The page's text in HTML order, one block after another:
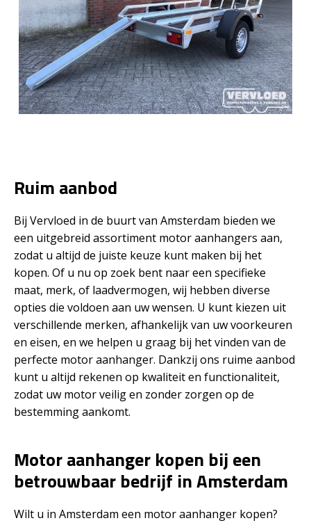
Ruim aanbod
Bij Vervloed in de buurt van Amsterdam bieden we
een uitgebreid assortiment motor aanhangers aan,
zodat u altijd de juiste keuze kunt maken bij het
kopen. Of u nu op zoek bent naar een specifieke
maat, merk, of laadvermogen, wij hebben diverse
opties die voldoen aan uw wensen. U kunt kiezen uit
verschillende merken, afhankelijk van uw voorkeuren
en eisen, en we helpen u graag bij het vinden van de
perfecte motor aanhanger. Dankzij ons ruime aanbod
kunt u altijd rekenen op kwaliteit en functionaliteit,
zodat uw motor veilig en zonder zorgen op de
bestemming aankomt.
Motor aanhanger kopen bij een
betrouwbaar bedrijf in Amsterdam
Wilt u in Amsterdam een motor aanhanger kopen?